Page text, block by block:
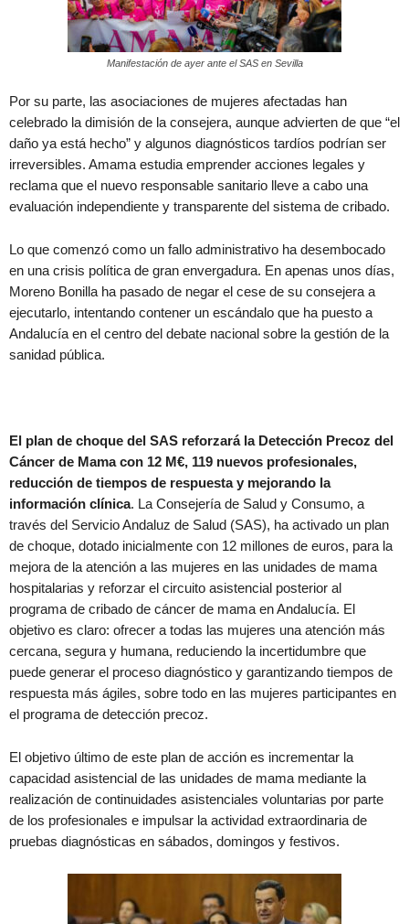
Manifestación de ayer ante el SAS en Sevilla
Por su parte, las asociaciones de mujeres afectadas han
celebrado la dimisión de la consejera, aunque advierten de que “el
daño ya está hecho” y algunos diagnósticos tardíos podrían ser
irreversibles. Amama estudia emprender acciones legales y
reclama que el nuevo responsable sanitario lleve a cabo una
evaluación independiente y transparente del sistema de cribado.
Lo que comenzó como un fallo administrativo ha desembocado
en una crisis política de gran envergadura. En apenas unos días,
Moreno Bonilla ha pasado de negar el cese de su consejera a
ejecutarlo, intentando contener un escándalo que ha puesto a
Andalucía en el centro del debate nacional sobre la gestión de la
sanidad pública.
El plan de choque del SAS reforzará la Detección Precoz del
Cáncer de Mama con 12 M€, 119 nuevos profesionales,
reducción de tiempos de respuesta y mejorando la
información clínica. La Consejería de Salud y Consumo, a
través del Servicio Andaluz de Salud (SAS), ha activado un plan
de choque, dotado inicialmente con 12 millones de euros, para la
mejora de la atención a las mujeres en las unidades de mama
hospitalarias y reforzar el circuito asistencial posterior al
programa de cribado de cáncer de mama en Andalucía. El
objetivo es claro: ofrecer a todas las mujeres una atención más
cercana, segura y humana, reduciendo la incertidumbre que
puede generar el proceso diagnóstico y garantizando tiempos de
respuesta más ágiles, sobre todo en las mujeres participantes en
el programa de detección precoz.
El objetivo último de este plan de acción es incrementar la
capacidad asistencial de las unidades de mama mediante la
realización de continuidades asistenciales voluntarias por parte
de los profesionales e impulsar la actividad extraordinaria de
pruebas diagnósticas en sábados, domingos y festivos.